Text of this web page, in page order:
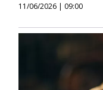
11/06/2026 | 09:00